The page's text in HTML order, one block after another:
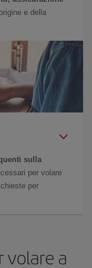
e della
sulla
per volare
per
volare a